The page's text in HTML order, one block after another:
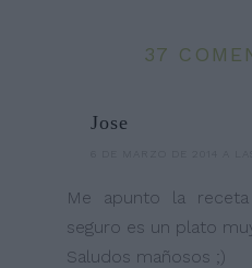
37
Jose
Me apunto la
seguro es un plato
Saludos mañosos ;)